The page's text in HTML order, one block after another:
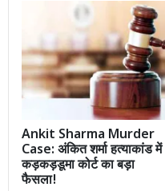
Ankit Sharma Murder
Case: अंकित शर्मा हत्याकांड में
कड़कड़डूमा कोर्ट का बड़ा
फैसला!